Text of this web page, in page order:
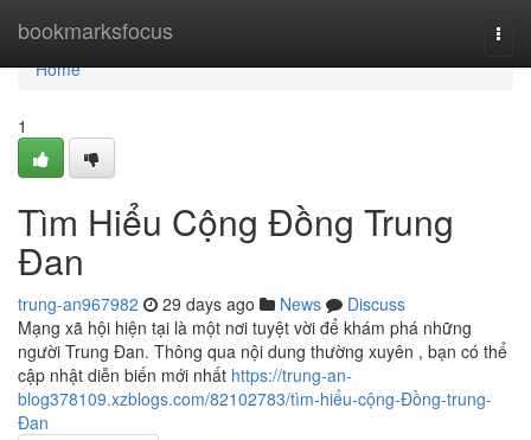
bookmarksfocus
Home
Home
1
Tìm Hiểu Cộng Đồng Trung
Đan
trung-an967982 29 days ago News
Discuss
Mạng xã hội hiện tại là một nơi tuyệt vời để khám phá những
người Trung Đan. Thông qua nội dung thường xuyên , bạn có thể
cập nhật diễn biến mới nhất https://trung-an-
blog378109.xzblogs.com/82102783/tìm-hiểu-cộng-Đồng-trung-
Đan